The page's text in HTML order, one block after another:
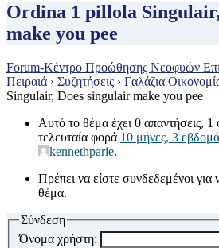
Ordina 1 pillola
make you pee
Forum-Κέντρο Προώθησης Νεοφυών
Πειραιά › Συζητήσεις › Γαλάζια
Singulair, Does singulair make you pee
Αυτό το θέμα έχει 0 απαντήσεις,
τελευταία φορά 10 μήνες, 3
kennethparie.
Πρέπει να είστε συνδεδεμένοι
θέμα.
Σύνδεση
Όνομα χρήστη: